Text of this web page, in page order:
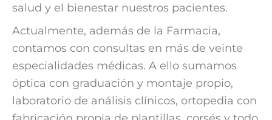
salud y el bienestar nuestros pacientes.
Actualmente, además de la Farmacia,
contamos con consultas en más de veinte
especialidades médicas. A ello sumamos
óptica con graduación y montaje propio,
laboratorio de análisis clínicos, ortopedia con